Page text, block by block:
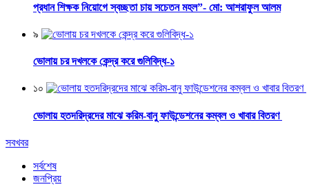
প্রধান শিক্ষক নিয়োগে স্বচ্ছতা চায় সচেতন মহল”- মো: আশরাফুল আলম
৯
ভোলায় চর দখলকে কেন্দ্র করে গুলিবিদ্ধ-১
১০
ভোলায় হতদরিদ্রদের মাঝে করিম-বানু ফাউন্ডেশনের কম্বল ও খাবার বিতরণ
সবখবর
সর্বশেষ
জনপ্রিয়